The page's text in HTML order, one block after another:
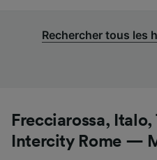
Rechercher tous les
Frecciarossa,
Intercity Rome —